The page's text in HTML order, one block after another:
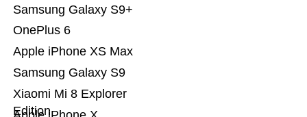
Xiaomi Mi 8 Explorer
Edition
Samsung Galaxy S9
Apple iPhone XS Max
OnePlus 6
Samsung Galaxy S9+